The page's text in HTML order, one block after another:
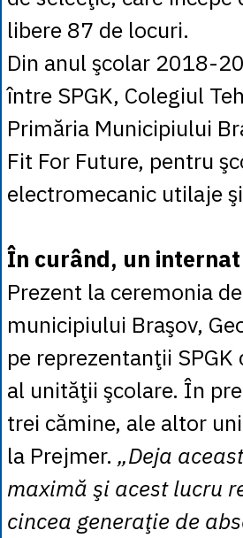
libere 87 de locuri.
Din anul şcolar 2018-
între SPGK, Colegiul
Primăria Municipiului
Fit For Future, pentru
electromecanic utilaje
În curând, un internat
Prezent la ceremonia
municipiului Braşov,
pe reprezentanţii
al unităţii şcolare. În
trei cămine, ale altor
la Prejmer. „Deja
maximă şi acest lucru
cincea generaţie de